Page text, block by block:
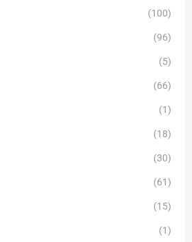
(100)
(96)
(5)
(66)
(1)
(18)
(30)
(61)
(15)
(1)